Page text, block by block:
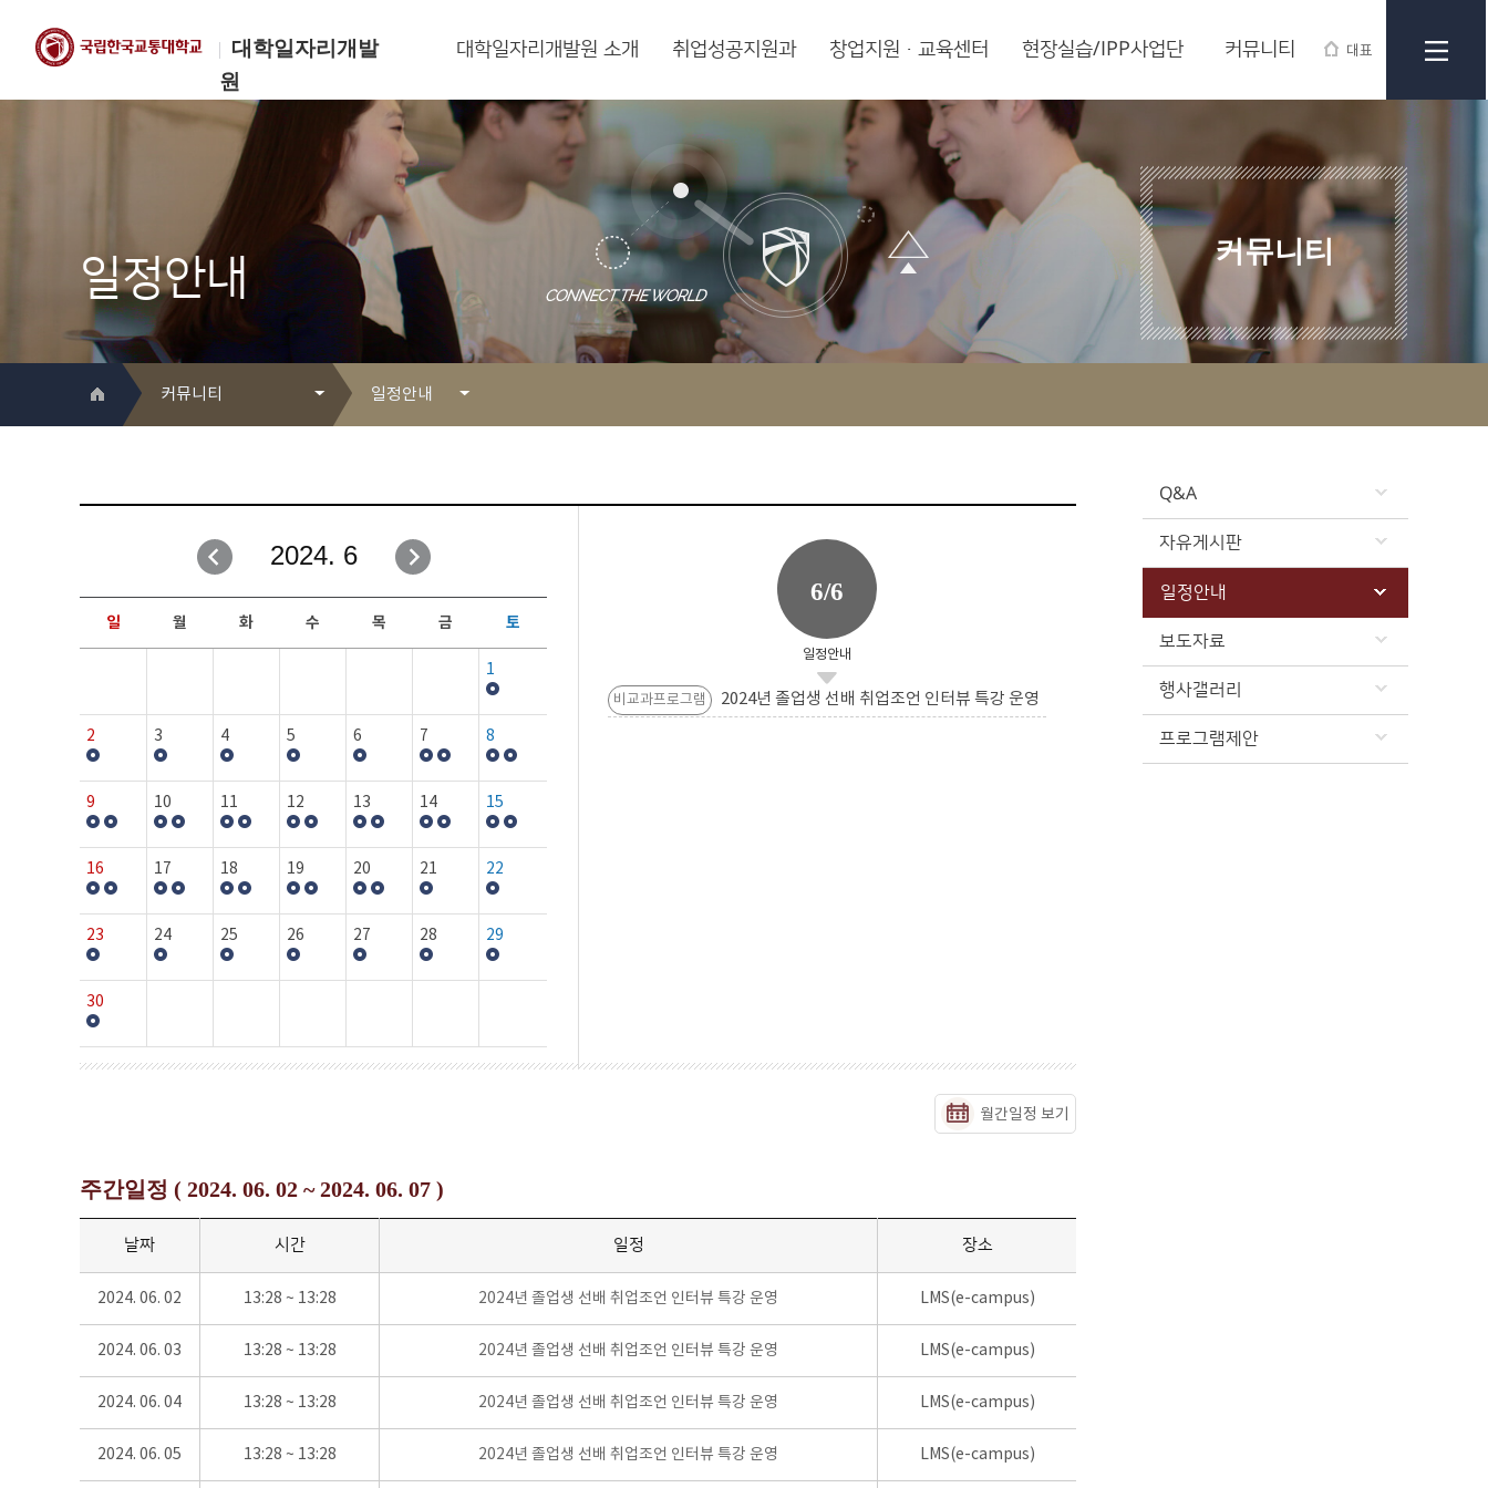
대학일자리개발
원
대표
한국교통대학교
대학일자리개발원
대학일자리개발원 소개 취업성공지원과 창업지원·교육센터 현장실습/IPP사업단 커뮤니티
일정안내
커뮤니티
커뮤니티
취업성공지원과
창업지원·교육센터
현장실습/IPP사업단
커뮤니티
일정안내
자유게시판
일정안내
보도자료
행사갤러리
Q&A
자유게시판
일정안내
보도자료
행사갤러리
프로그램제안
2024. 6
일 월 화 수 목 금 토
1
2 3 4 5 6 7 8
9 10 11 12 13 14 15
16 17 18 19 20 21 22
23 24 25 26 27 28 29
30
6/6
일정안내
비교과프로그램 2024년 졸업생 선배 취업조언 인터뷰 특강 운영
월간일정 보기
주간일정 ( 2024. 06. 02 ~ 2024. 06. 07 )
날짜 시간 일정 장소
2024. 06. 02 13:28 ~ 13:28 2024년 졸업생 선배 취업조언 인터뷰 특강 운영 LMS(e-campus)
2024. 06. 03 13:28 ~ 13:28 2024년 졸업생 선배 취업조언 인터뷰 특강 운영 LMS(e-campus)
2024. 06. 04 13:28 ~ 13:28 2024년 졸업생 선배 취업조언 인터뷰 특강 운영 LMS(e-campus)
2024. 06. 05 13:28 ~ 13:28 2024년 졸업생 선배 취업조언 인터뷰 특강 운영 LMS(e-campus)